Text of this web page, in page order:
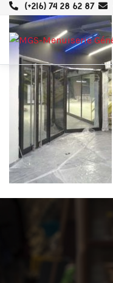
(+216) 74 28 62 87